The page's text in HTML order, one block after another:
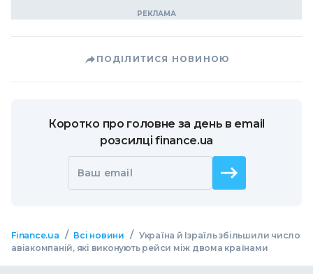
ПОДІЛИТИСЯ НОВИНОЮ
Коротко про головне за день в email
розсилці finance.ua
Ваш email
Finance.ua / Всі новини / Україна й Ізраїль збільшили число
авіакомпаній, які виконують рейси між двома країнами